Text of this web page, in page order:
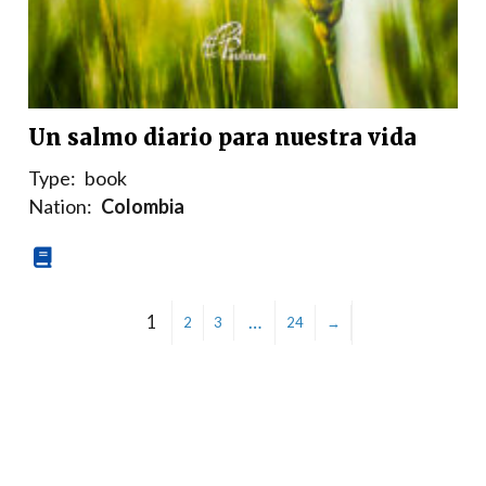
Un salmo diario para nuestra vida
Type: book
Nation: Colombia
1 2 3 … 24 →